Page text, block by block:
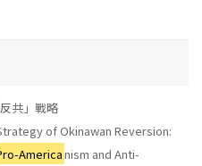
共」戰略
of Okinawan Reversion:
Americanism and Anti-